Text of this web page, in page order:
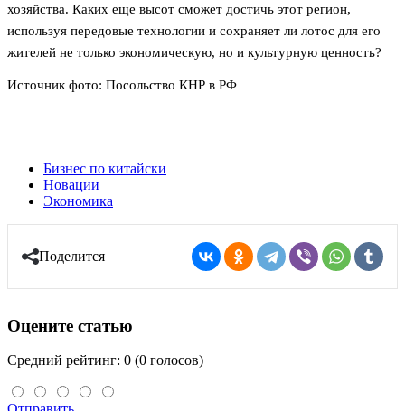
хозяйства. Каких еще высот сможет достичь этот регион,
используя передовые технологии и сохраняет ли лотос для его
жителей не только экономическую, но и культурную ценность?
Источник фото: Посольство КНР в РФ
Бизнес по китайски
Новации
Экономика
Поделится
Оцените статью
Средний рейтинг: 0 (0 голосов)